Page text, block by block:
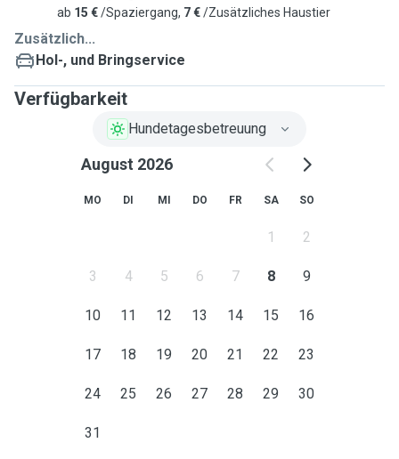
ab 15 €/Spaziergang, 7 €/Zusätzliches Haustier
Zusätzlich...
Hol-, und Bringservice
Verfügbarkeit
Hundetagesbetreuung
August 2026
MO DI MI DO FR SA SO
1 2
3 4 5 6 7 8 9
10 11 12 13 14 15 16
17 18 19 20 21 22 23
24 25 26 27 28 29 30
31